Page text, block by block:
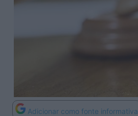
Adicionar como fonte informativa